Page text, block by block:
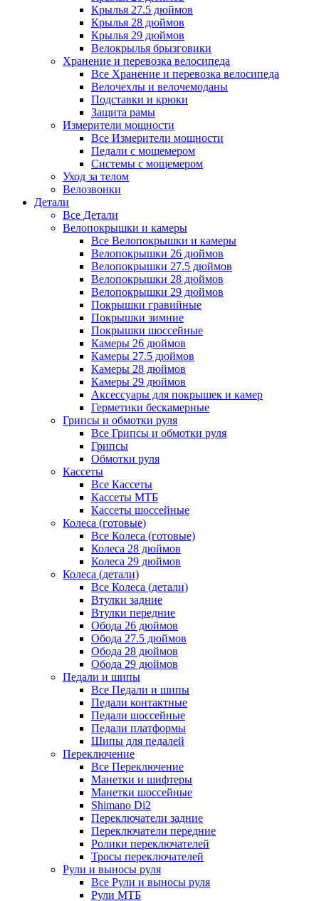
Крылья 27.5 дюймов
Крылья 28 дюймов
Крылья 29 дюймов
Велокрылья брызговики
Хранение и перевозка велосипеда
Все Хранение и перевозка велосипеда
Велочехлы и велочемоданы
Подставки и крюки
Защита рамы
Измерители мощности
Все Измерители мощности
Педали с мощемером
Системы с мощемером
Уход за телом
Велозвонки
Детали
Все Детали
Велопокрышки и камеры
Все Велопокрышки и камеры
Велопокрышки 26 дюймов
Велопокрышки 27.5 дюймов
Велопокрышки 28 дюймов
Велопокрышки 29 дюймов
Покрышки гравийные
Покрышки зимние
Покрышки шоссейные
Камеры 26 дюймов
Камеры 27.5 дюймов
Камеры 28 дюймов
Камеры 29 дюймов
Аксессуары для покрышек и камер
Герметики бескамерные
Грипсы и обмотки руля
Все Грипсы и обмотки руля
Грипсы
Обмотки руля
Кассеты
Все Кассеты
Кассеты МТБ
Кассеты шоссейные
Колеса (готовые)
Все Колеса (готовые)
Колеса 28 дюймов
Колеса 29 дюймов
Колеса (детали)
Все Колеса (детали)
Втулки задние
Втулки передние
Обода 26 дюймов
Обода 27.5 дюймов
Обода 28 дюймов
Обода 29 дюймов
Педали и шипы
Все Педали и шипы
Педали контактные
Педали шоссейные
Педали платформы
Шипы для педалей
Переключение
Все Переключение
Манетки и шифтеры
Манетки шоссейные
Shimano Di2
Переключатели задние
Переключатели передние
Ролики переключателей
Тросы переключателей
Рули и выносы руля
Все Рули и выносы руля
Рули МТБ